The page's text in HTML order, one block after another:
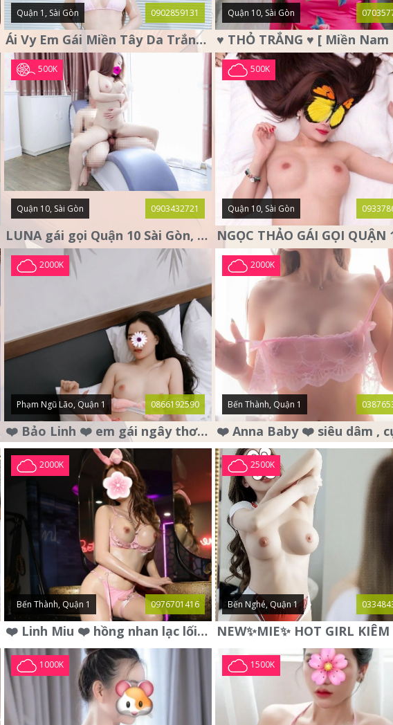
Quận 1, Sài Gòn 0902859131
Ái Vy Em Gái Miền Tây Da Trắng, Ngực To Chiều Như Người Yêu
Quận 10, Sài Gòn
500K
Quận 10, Sài Gòn 0903432721
LUNA gái gọi Quận 10 Sài Gòn, nàng thơ tình cảm
500K
Quận 10, Sài Gòn
2000K
Phạm Ngũ Lão, Quận 1 0866192590
❤️ Bảo Linh ❤️ em gái ngây thơ , mặt nai tơ , chân dài dáng đẹp .
2000K
Bến Thành, Quận 1
2000K
Bến Thành, Quận 1 0976701416
❤️ Linh Miu ❤️ hồng nhan lạc lối , vẻ đẹp không thể chối từ .
2500K
Bến Nghé, Quận 1
1000K 1500K